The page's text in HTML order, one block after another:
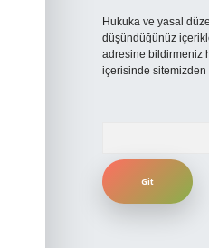
Hukuka ve yasal
düşündüğünüz
adresine bildirmeniz
içerisinde sitemizden